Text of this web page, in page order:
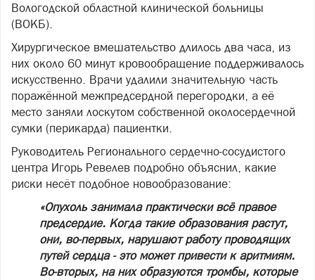
Вологодской областной клинической больницы
(ВОКБ).
Хирургическое вмешательство длилось два часа, из
них около 60 минут кровообращение поддерживалось
искусственно. Врачи удалили значительную часть
поражённой межпредсердной перегородки, а её
место заняли лоскутом собственной околосердечной
сумки (перикарда) пациентки.
Руководитель Регионального сердечно-сосудистого
центра Игорь Ревелев подробно объяснил, какие
риски несёт подобное новообразование:
«Опухоль занимала практически всё правое
предсердие. Когда такие образования растут,
они, во-первых, нарушают работу проводящих
путей сердца - это может привести к аритмиям.
Во-вторых, на них образуются тромбы, которые